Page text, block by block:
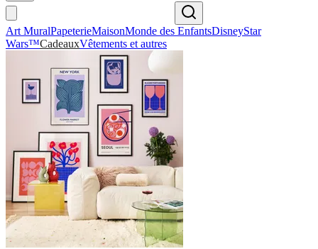
Art MuralPapeterieMaisonMonde des EnfantsDisneyStar
Wars™CadeauxVêtements et autres